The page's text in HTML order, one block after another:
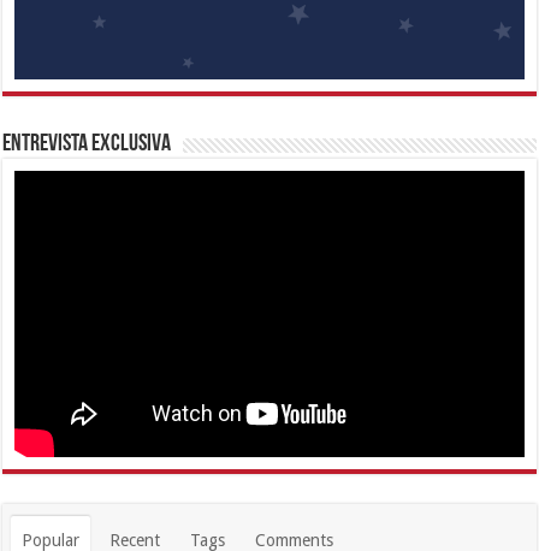
Entrevista Exclusiva
Popular Recent Tags Comments